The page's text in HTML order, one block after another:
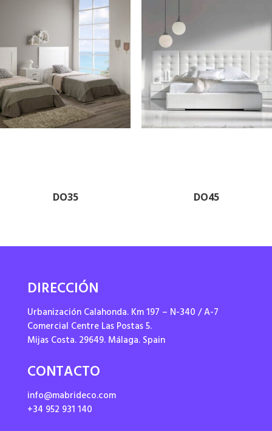
DO35 DO45
DIRECCIÓN
Urbanización Calahonda. Km 197 – N-340 / A-7
Comercial Centre Las Postas 5.
Mijas Costa. 29649. Málaga. Spain
CONTACTO
info@mabrideco.com
+34 952 931 140